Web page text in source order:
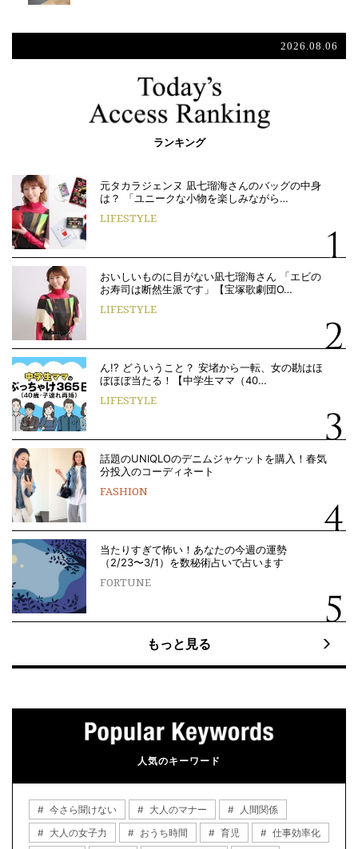
2026.08.06
ランキング
元タカラジェンヌ 凪七瑠海さんのバッグの中身
は？ 「ユニークな小物を楽しみながら…
LIFESTYLE
おいしいものに目がない凪七瑠海さん 「エビの
お寿司は断然生派です」【宝塚歌劇団O…
LIFESTYLE
ん!? どういうこと？ 安堵から一転、女の勘はほ
ぼほぼ当たる！【中学生ママ（40…
LIFESTYLE
話題のUNIQLOのデニムジャケットを購入！春気
分投入のコーディネート
FASHION
当たりすぎて怖い！あなたの今週の運勢
（2/23〜3/1）を数秘術占いで占います
FORTUNE
もっと見る
人気のキーワード
今さら聞けない 大人のマナー
人間関係
大人の女子力
おうち時間 育児 仕事効率化